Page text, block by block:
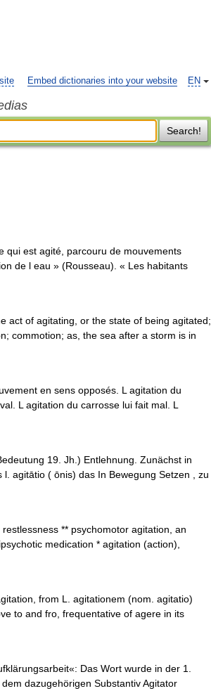
EN
Embed dictionaries into your website
Search!
qui est agité, parcouru de mouvements
de l eau » (Rousseau). « Les habitants
act of agitating, or the state of being agitated;
commotion; as, the sea after a storm is in
en sens opposés. L agitation du
L agitation du carrosse lui fait mal. L
19. Jh.) Entlehnung. Zunächst in
agitātio ( ōnis) das In Bewegung Setzen , zu
** psychomotor agitation, an
medication * agitation (action),
from L. agitationem (nom. agitatio)
to and fro, frequentative of agere in its
Das Wort wurde in der 1.
dazugehörigen Substantiv Agitator